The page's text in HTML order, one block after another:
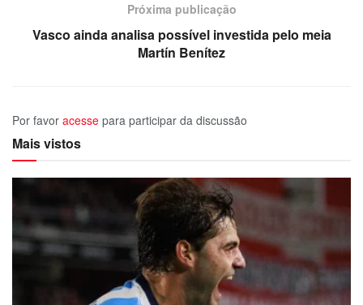
Próxima publicação
Vasco ainda analisa possível investida pelo meia
Martín Benítez
Por favor acesse para participar da discussão
Mais vistos